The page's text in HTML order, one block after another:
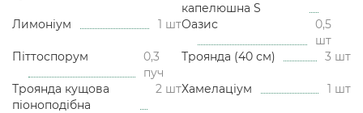
капелюшна S
Лимоніум 1 штОазис
0,5
шт
Піттоспорум
0,3
пуч
Троянда (40 см) 3 шт
Троянда кущова
піоноподібна
2 штХамелаціум 1 шт